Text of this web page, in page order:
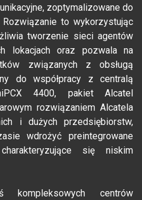
zoptymalizowane do
to wykorzystując
tworzenie sieci agentów
lokacjach oraz pozwala na
związanych z obsługą
do współpracy z centralą
4400, pakiet Alcatel
rozwiązaniem Alcatela
i dużych przedsiębiorstw,
wdrożyć preintegrowane
się niskim
kompleksowych centrów